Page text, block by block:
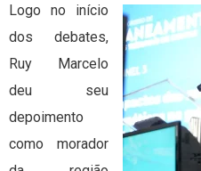
Logo no início
dos debates,
Ruy Marcelo
deu seu
depoimento
como morador